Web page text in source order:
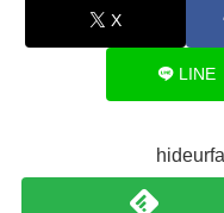
X
LINE